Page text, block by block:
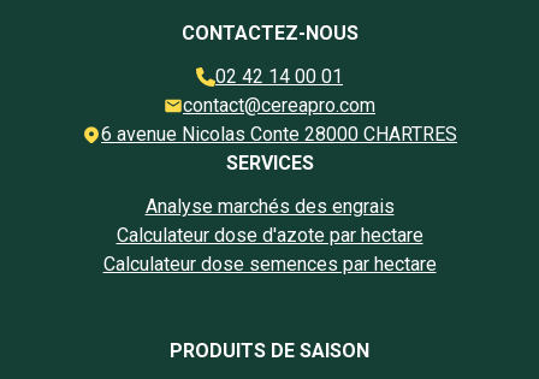
CONTACTEZ-NOUS
02 42 14 00 01
contact@cereapro.com
6 avenue Nicolas Conte 28000 CHARTRES
SERVICES
Analyse marchés des engrais
Calculateur dose d'azote par hectare
Calculateur dose semences par hectare
PRODUITS DE SAISON